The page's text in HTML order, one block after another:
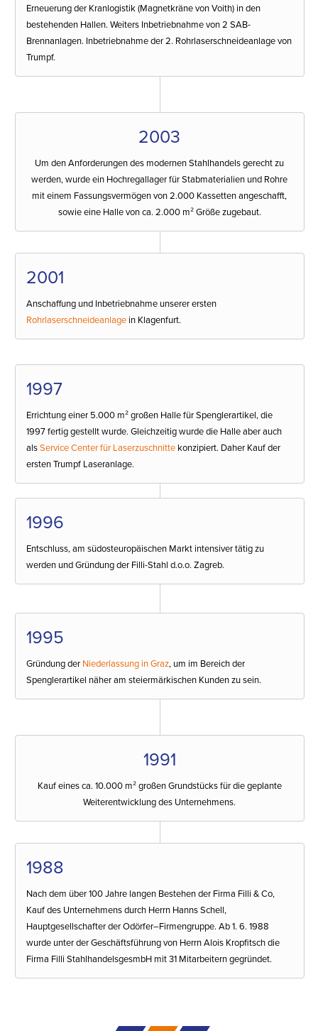
Erneuerung der Kranlogistik (Magnetkräne von Voith) in den
bestehenden Hallen. Weiters Inbetriebnahme von 2 SAB-
Brennanlagen. Inbetriebnahme der 2. Rohrlaserschneideanlage von
Trumpf.
2003
Um den Anforderungen des modernen Stahlhandels gerecht zu
werden, wurde ein Hochregallager für Stabmaterialien und Rohre
mit einem Fassungsvermögen von 2.000 Kassetten angeschafft,
sowie eine Halle von ca. 2.000 m² Größe zugebaut.
2001
Anschaffung und Inbetriebnahme unserer ersten
Rohrlaserschneideanlagein Klagenfurt.
1997
Errichtung einer 5.000 m² großen Halle für Spenglerartikel, die
1997 fertig gestellt wurde. Gleichzeitig wurde die Halle aber auch
alsService Center für Laserzuschnittekonzipiert. Daher Kauf der
ersten Trumpf Laseranlage.
1996
Entschluss, am südosteuropäischen Markt intensiver tätig zu
werden und Gründung der Filli-Stahl d.o.o. Zagreb.
1995
Gründung der Niederlassung in Graz, um im Bereich der
Spenglerartikel näher am steiermärkischen Kunden zu sein.
1991
Kauf eines ca. 10.000 m² großen Grundstücks für die geplante
Weiterentwicklung des Unternehmens.
1988
Nach dem über 100 Jahre langen Bestehen der Firma Filli & Co,
Kauf des Unternehmens durch Herrn Hanns Schell,
Hauptgesellschafter der Odörfer–Firmengruppe. Ab 1. 6. 1988
wurde unter der Geschäftsführung von Herrn Alois Kropfitsch die
Firma Filli StahlhandelsgesmbH mit 31 Mitarbeitern gegründet.